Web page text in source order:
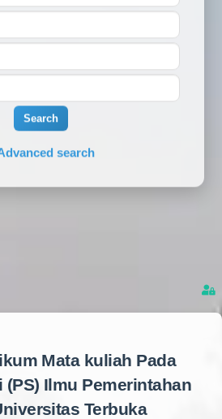
Search
search
Mata kuliah Pada
(PS) Ilmu Pemerintahan
Terbuka